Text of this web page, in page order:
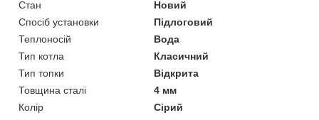
Стан
Новий
Спосіб установки
Підлоговий
Теплоносій
Вода
Тип котла
Класичний
Тип топки
Відкрита
Товщина сталі
4 мм
Колір
Сірий